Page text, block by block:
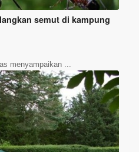
semut di kampung
menyampaikan ...